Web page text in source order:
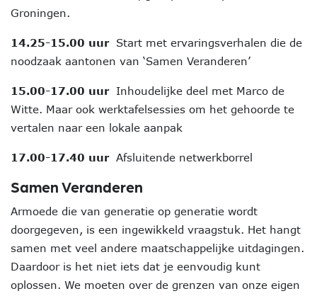
Groningen.
14.25-15.00 uurStart met ervaringsverhalen die de
noodzaak aantonen van ‘Samen Veranderen’
15.00-17.00 uur Inhoudelijke deel met Marco de
Witte. Maar ook werktafelsessies om het gehoorde te
vertalen naar een lokale aanpak
17.00-17.40 uur Afsluitende netwerkborrel
Samen Veranderen
Armoede die van generatie op generatie wordt
doorgegeven, is een ingewikkeld vraagstuk. Het hangt
samen met veel andere maatschappelijke uitdagingen.
Daardoor is het niet iets dat je eenvoudig kunt
oplossen. We moeten over de grenzen van onze eigen